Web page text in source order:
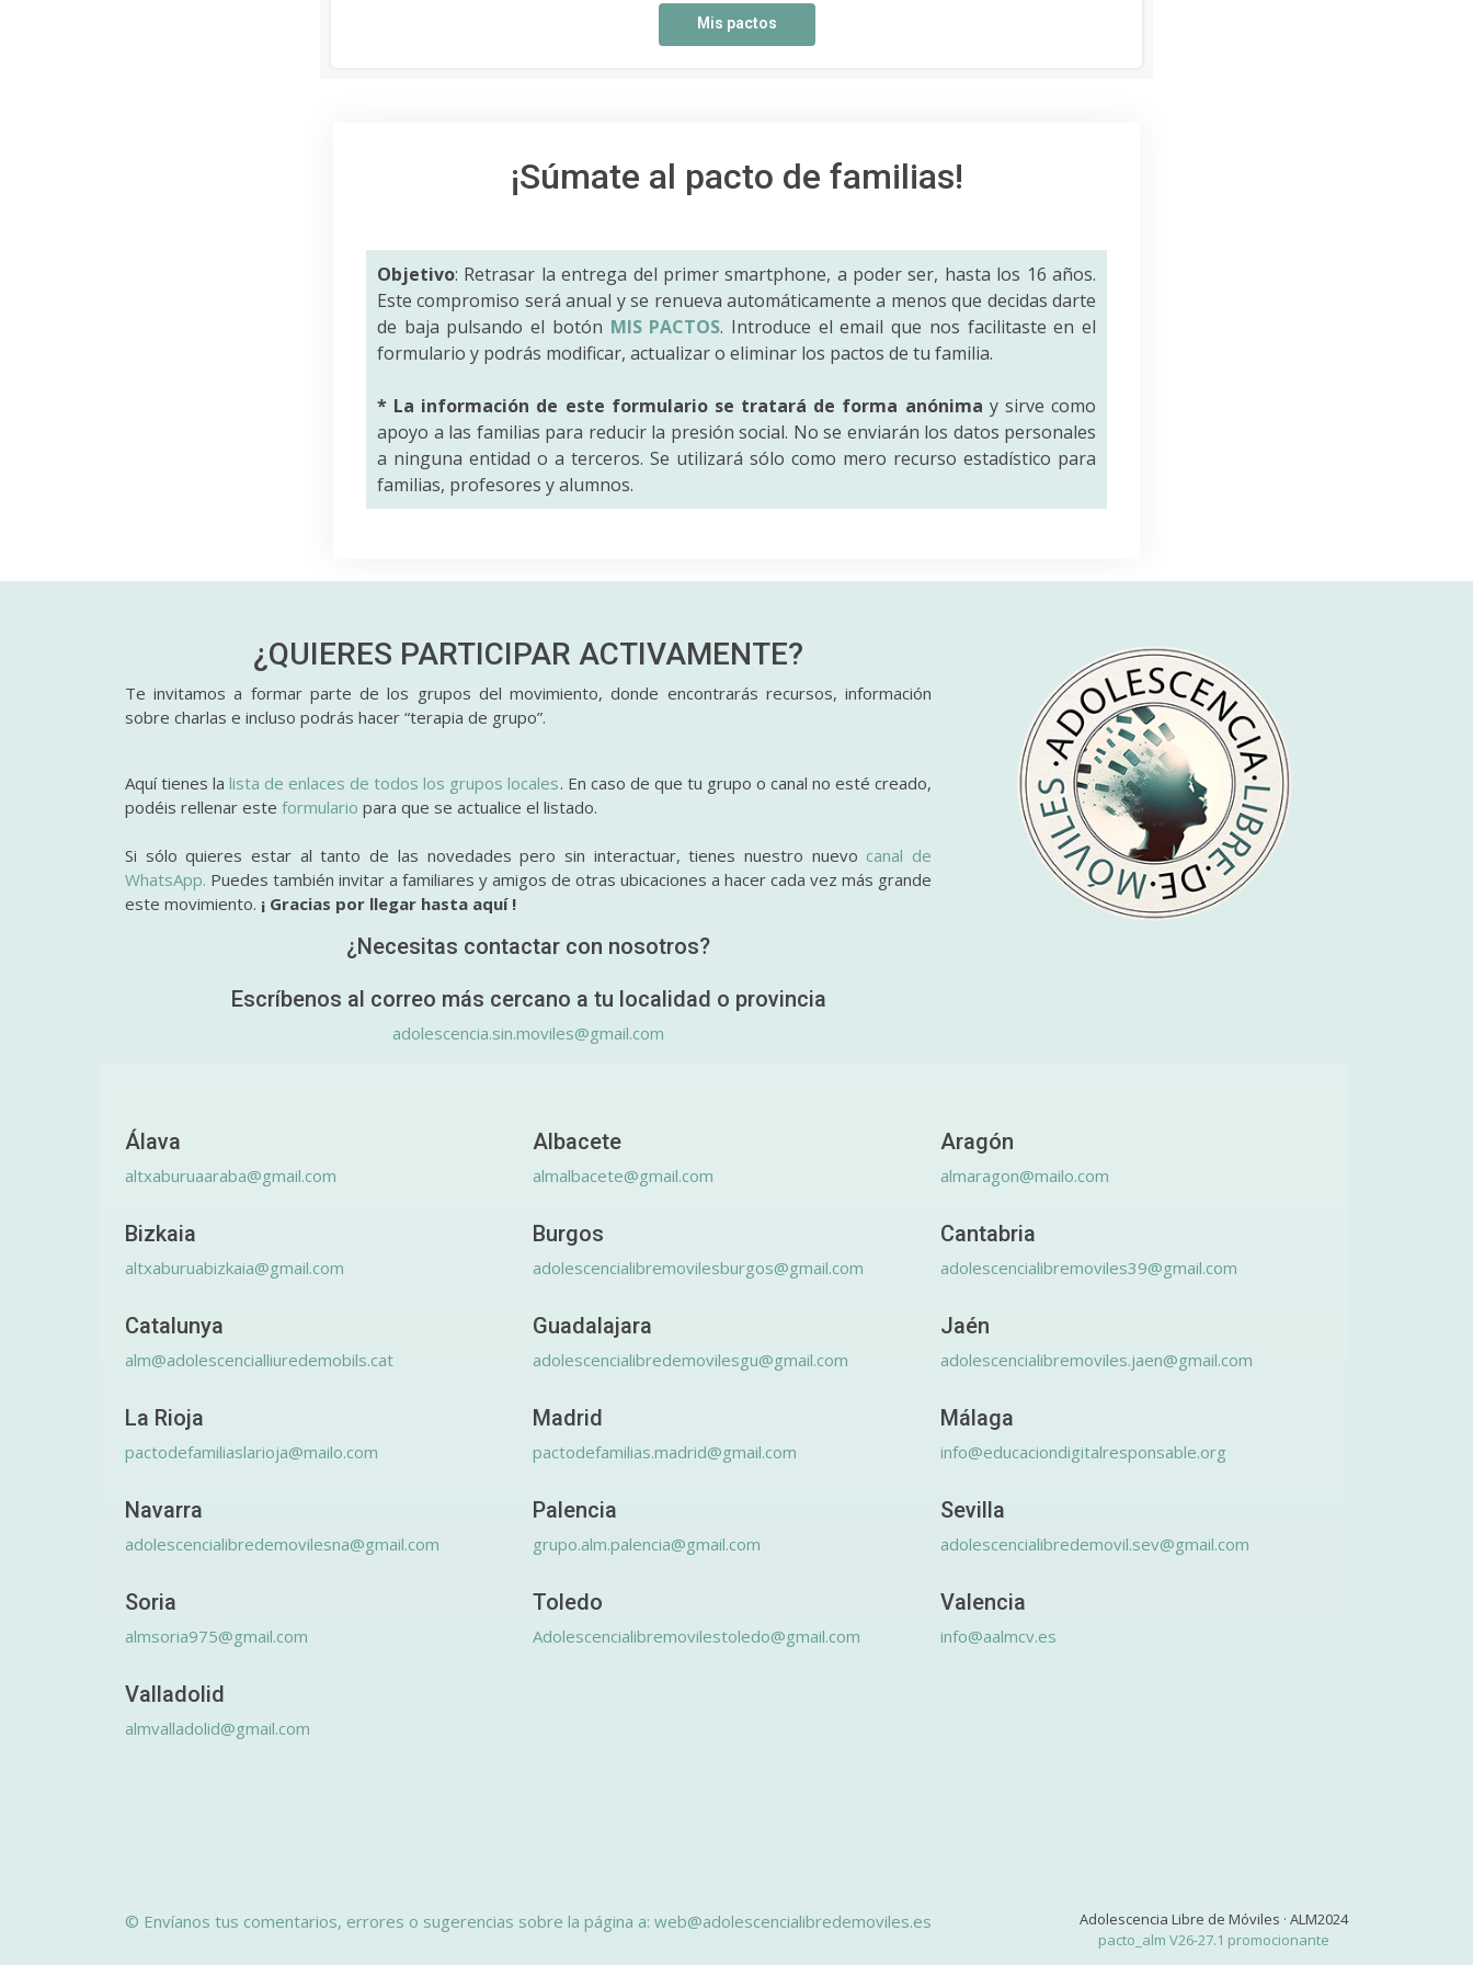
Mis pactos
¡Súmate al pacto de familias!
Objetivo: Retrasar la entrega del primer smartphone, a poder ser, hasta los 16 años.
Este compromiso será anual y se renueva automáticamente a menos que decidas darte
de baja pulsando el botón MIS PACTOS. Introduce el email que nos facilitaste en el
formulario y podrás modificar, actualizar o eliminar los pactos de tu familia.
* La información de este formulario se tratará de forma anónima y sirve como
apoyo a las familias para reducir la presión social. No se enviarán los datos personales
a ninguna entidad o a terceros. Se utilizará sólo como mero recurso estadístico para
familias, profesores y alumnos.
¿QUIERES PARTICIPAR ACTIVAMENTE?
Te invitamos a formar parte de los grupos del movimiento, donde encontrarás recursos, información
sobre charlas e incluso podrás hacer “terapia de grupo”.
Aquí tienes lalista de enlaces de todos los grupos locales. En caso de que tu grupo o canal no esté creado,
podéis rellenar este formulario para que se actualice el listado.
Si sólo quieres estar al tanto de las novedades pero sin interactuar, tienes nuestro nuevo canal de
WhatsApp. Puedes también invitar a familiares y amigos de otras ubicaciones a hacer cada vez más grande
este movimiento. ¡ Gracias por llegar hasta aquí !
¿Necesitas contactar con nosotros?
Escríbenos al correo más cercano a tu localidad o provincia
adolescencia.sin.moviles@gmail.com
Álava
altxaburuaaraba@gmail.com
Albacete
almalbacete@gmail.com
Aragón
almaragon@mailo.com
Bizkaia
altxaburuabizkaia@gmail.com
Burgos
adolescencialibremovilesburgos@gmail.com
Cantabria
adolescencialibremoviles39@gmail.com
Catalunya
alm@adolescencialliuredemobils.cat
Guadalajara
adolescencialibredemovilesgu@gmail.com
Jaén
adolescencialibremoviles.jaen@gmail.com
La Rioja
pactodefamiliaslarioja@mailo.com
Madrid
pactodefamilias.madrid@gmail.com
Málaga
info@educaciondigitalresponsable.org
Navarra
adolescencialibredemovilesna@gmail.com
Palencia
grupo.alm.palencia@gmail.com
Sevilla
adolescencialibredemovil.sev@gmail.com
Soria
almsoria975@gmail.com
Toledo
Adolescencialibremovilestoledo@gmail.com
Valencia
info@aalmcv.es
Valladolid
almvalladolid@gmail.com
© Envíanos tus comentarios, errores o sugerencias sobre la página a: web@adolescencialibredemoviles.es
Adolescencia Libre de Móviles · ALM2024
pacto_alm V26-27.1 promocionante